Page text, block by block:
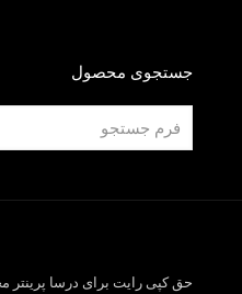
جستجوی محصول
حق کپی رایت برای درسا